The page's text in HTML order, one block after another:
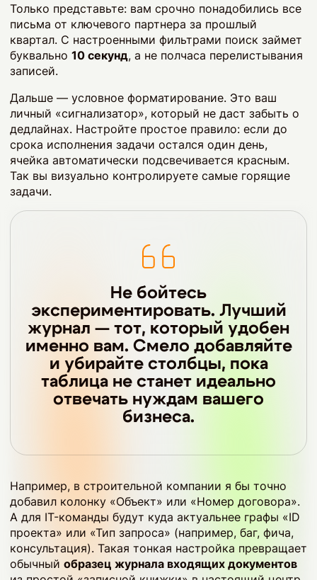
Только представьте: вам срочно понадобились все
письма от ключевого партнера за прошлый
квартал. С настроенными фильтрами поиск займет
буквально 10 секунд, а не полчаса перелистывания
записей.
Дальше — условное форматирование. Это ваш
личный «сигнализатор», который не даст забыть о
дедлайнах. Настройте простое правило: если до
срока исполнения задачи остался один день,
ячейка автоматически подсвечивается красным.
Так вы визуально контролируете самые горящие
задачи.
Не бойтесь
экспериментировать. Лучший
журнал — тот, который удобен
именно вам. Смело добавляйте
и убирайте столбцы, пока
таблица не станет идеально
отвечать нуждам вашего
бизнеса.
Например, в строительной компании я бы точно
добавил колонку «Объект» или «Номер договора».
А для IT-команды будут куда актуальнее графы «ID
проекта» или «Тип запроса» (например, баг, фича,
консультация). Такая тонкая настройка превращает
обычный образец журнала входящих документов